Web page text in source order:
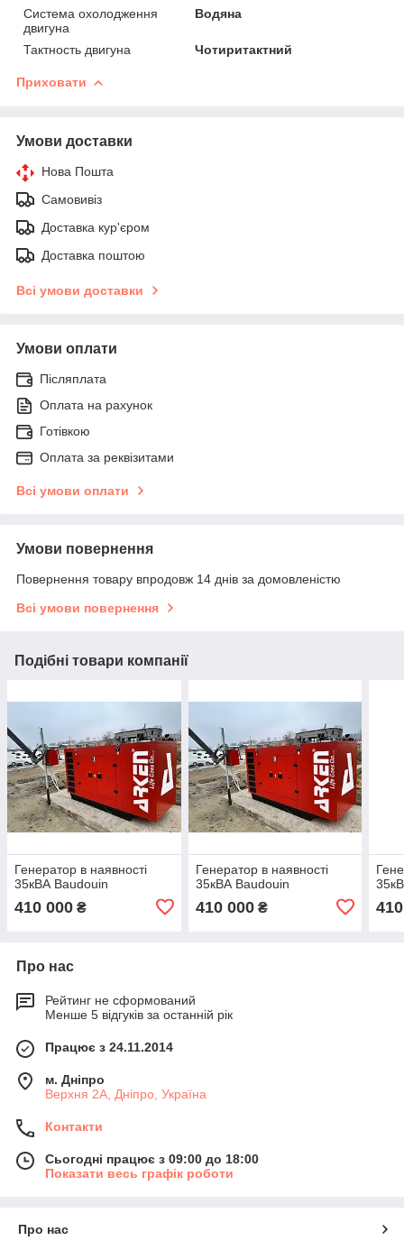
Система охолодження
двигуна
Водяна
Тактность двигуна Чотиритактний
Приховати
Умови доставки
Нова Пошта
Самовивіз
Доставка кур'єром
Доставка поштою
Всі умови доставки
Умови оплати
Післяплата
Оплата на рахунок
Готівкою
Оплата за реквізитами
Всі умови оплати
Умови повернення
Повернення товару впродовж 14 днів за домовленістю
Всі умови повернення
Подібні товари компанії
Генератор в наявності
35кВА Baudouin
410 000 ₴
Генератор в наявності
35кВА Baudouin
410 000₴
Про нас
Рейтинг не сформований
Менше 5 відгуків за останній рік
Працює з 24.11.2014
м. Дніпро
Верхня 2А, Дніпро, Україна
Контакти
Сьогодні працює з 09:00 до 18:00
Показати весь графік роботи
Про нас